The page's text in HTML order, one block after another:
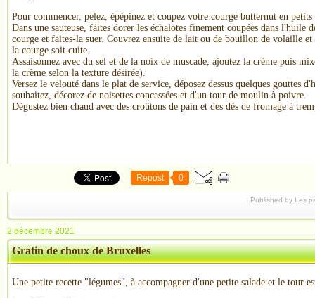
Pour commencer, pelez, épépinez et coupez votre courge butternut en petits
Dans une sauteuse, faites dorer les échalotes finement coupées dans l'huile
courge et faites-la suer. Couvrez ensuite de lait ou de bouillon de volaille
la courge soit cuite.
Assaisonnez avec du sel et de la noix de muscade , ajoutez la crème puis
la crème selon la texture désirée).
Versez le velouté dans le plat de service, déposez dessus quelques gouttes
souhaitez, décorez de noisettes concassées et d'un tour de moulin à poivre.
Dégustez bien chaud avec des croûtons de pain et des dés de fromage à
Repost 0
Published by Les
2 décembre 2021
Gratin de choux de Bruxelles
Une petite recette "légumes", à accompagner d'une petite salade et le tour